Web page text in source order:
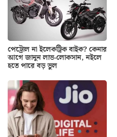
পেট্রোল না ইলেকট্রিক বাইক? কেনার
আগে জানুন লাভ-লোকসান, নইলে
হতে পারে বড় ভুল